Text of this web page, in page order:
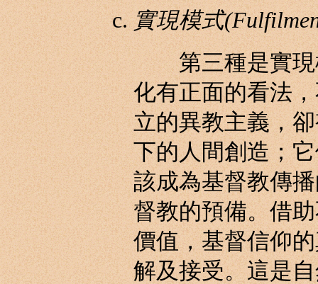
實現模式
第三種是實現模
化有正面的看法
立的異教主義，
下的人間創造；
該成為基督教傳
督教的預備。借
價值，基督信仰
解及接受。這是